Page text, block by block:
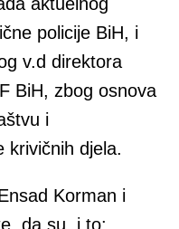
policije BiH, i
v.d direktora
BiH, zbog osnova
i
krivičnih djela.
Korman i
da su, i to: